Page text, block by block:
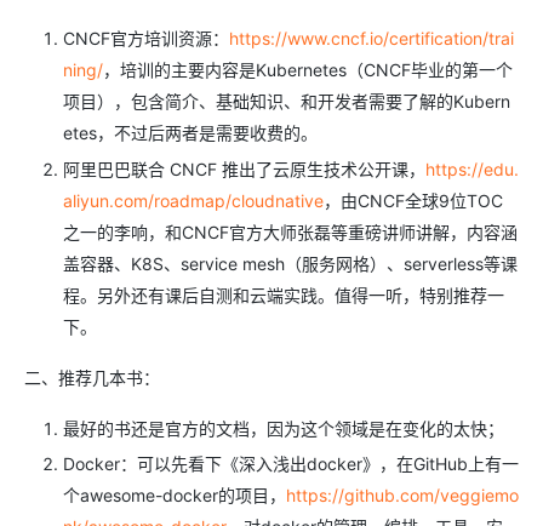
CNCF官方培训资源： https://www.cncf.io/certification/trai
ning/，培训的主要内容是Kubernetes（CNCF毕业的第一个
项目），包含简介、基础知识、和开发者需要了解的Kubern
etes，不过后两者是需要收费的。
阿里巴巴联合 CNCF 推出了云原生技术公开课， https://edu.
aliyun.com/roadmap/cloudnative，由CNCF全球9位TOC
之一的李响，和CNCF官方大师张磊等重磅讲师讲解，内容涵
盖容器、K8S、service mesh（服务网格）、serverless等课
程。另外还有课后自测和云端实践。值得一听，特别推荐一
下。
二、推荐几本书：
最好的书还是官方的文档，因为这个领域是在变化的太快；
Docker：可以先看下《深入浅出docker》，在GitHub上有一
个awesome-docker的项目， https://github.com/veggiemo